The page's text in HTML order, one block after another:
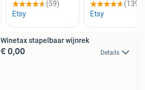
Winetax stapelbaar wijnrek
€ 0,00 Details